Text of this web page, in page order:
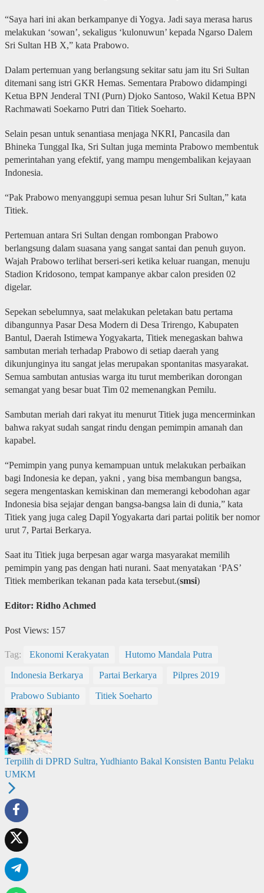
“Saya hari ini akan berkampanye di Yogya. Jadi saya merasa harus
melakukan ‘sowan’, sekaligus ‘kulonuwun’ kepada Ngarso Dalem
Sri Sultan HB X,” kata Prabowo.
Dalam pertemuan yang berlangsung sekitar satu jam itu Sri Sultan
ditemani sang istri GKR Hemas. Sementara Prabowo didampingi
Ketua BPN Jenderal TNI (Purn) Djoko Santoso, Wakil Ketua BPN
Rachmawati Soekarno Putri dan Titiek Soeharto.
Selain pesan untuk senantiasa menjaga NKRI, Pancasila dan
Bhineka Tunggal Ika, Sri Sultan juga meminta Prabowo membentuk
pemerintahan yang efektif, yang mampu mengembalikan kejayaan
Indonesia.
“Pak Prabowo menyanggupi semua pesan luhur Sri Sultan,” kata
Titiek.
Pertemuan antara Sri Sultan dengan rombongan Prabowo
berlangsung dalam suasana yang sangat santai dan penuh guyon.
Wajah Prabowo terlihat berseri-seri ketika keluar ruangan, menuju
Stadion Kridosono, tempat kampanye akbar calon presiden 02
digelar.
Sepekan sebelumnya, saat melakukan peletakan batu pertama
dibangunnya Pasar Desa Modern di Desa Trirengo, Kabupaten
Bantul, Daerah Istimewa Yogyakarta, Titiek menegaskan bahwa
sambutan meriah terhadap Prabowo di setiap daerah yang
dikunjunginya itu sangat jelas merupakan spontanitas masyarakat.
Semua sambutan antusias warga itu turut memberikan dorongan
semangat yang besar buat Tim 02 memenangkan Pemilu.
Sambutan meriah dari rakyat itu menurut Titiek juga mencerminkan
bahwa rakyat sudah sangat rindu dengan pemimpin amanah dan
kapabel.
“Pemimpin yang punya kemampuan untuk melakukan perbaikan
bagi Indonesia ke depan, yakni , yang bisa membangun bangsa,
segera mengentaskan kemiskinan dan memerangi kebodohan agar
Indonesia bisa sejajar dengan bangsa-bangsa lain di dunia,” kata
Titiek yang juga caleg Dapil Yogyakarta dari partai politik ber nomor
urut 7, Partai Berkarya.
Saat itu Titiek juga berpesan agar warga masyarakat memilih
pemimpin yang pas dengan hati nurani. Saat menyatakan ‘PAS’
Titiek memberikan tekanan pada kata tersebut.(smsi)
Editor: Ridho Achmed
Post Views: 157
Tag: Ekonomi Kerakyatan Hutomo Mandala Putra
Indonesia Berkarya Partai Berkarya Pilpres 2019
Prabowo Subianto Titiek Soeharto
Terpilih di DPRD Sultra, Yudhianto Bakal Konsisten Bantu Pelaku
UMKM